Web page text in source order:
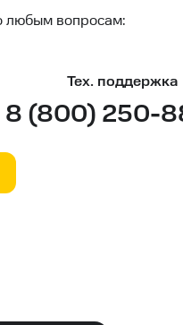
любым вопросам:
Тех. поддержка
8 (800) 250-